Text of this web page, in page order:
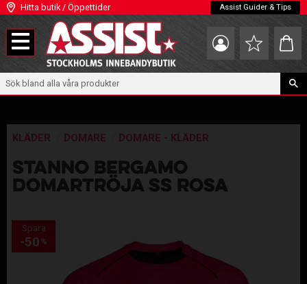
Meny
Hitta butik / Öppettider Assist Guider & Tips
Favoriter
KLÄDER DOMARE DOMARE - KLÄDER
STANNO BERGAMO
DOMARTRÖJA SS ROSA
Spara
50 %